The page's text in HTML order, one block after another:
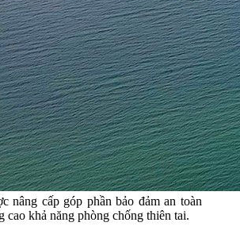
nâng cấp góp phần bảo đảm an toàn
cao khả năng phòng chống thiên tai.